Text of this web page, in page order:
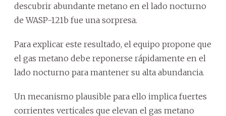
descubrir abundante metano en el lado nocturno
de WASP-121b fue una sorpresa.
Para explicar este resultado, el equipo propone que
el gas metano debe reponerse rápidamente en el
lado nocturno para mantener su alta abundancia.
Un mecanismo plausible para ello implica fuertes
corrientes verticales que elevan el gas metano